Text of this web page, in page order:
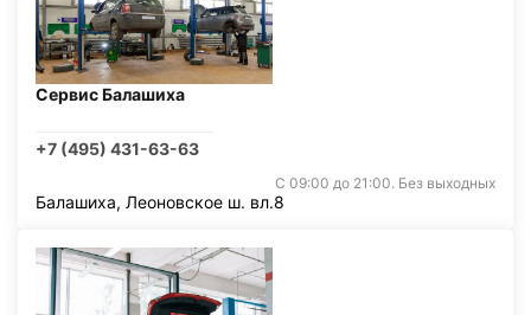
Сервис Балашиха
+7 (495) 431-63-63
С 09:00 до 21:00. Без выходных
Балашиха, Леоновское ш. вл.8